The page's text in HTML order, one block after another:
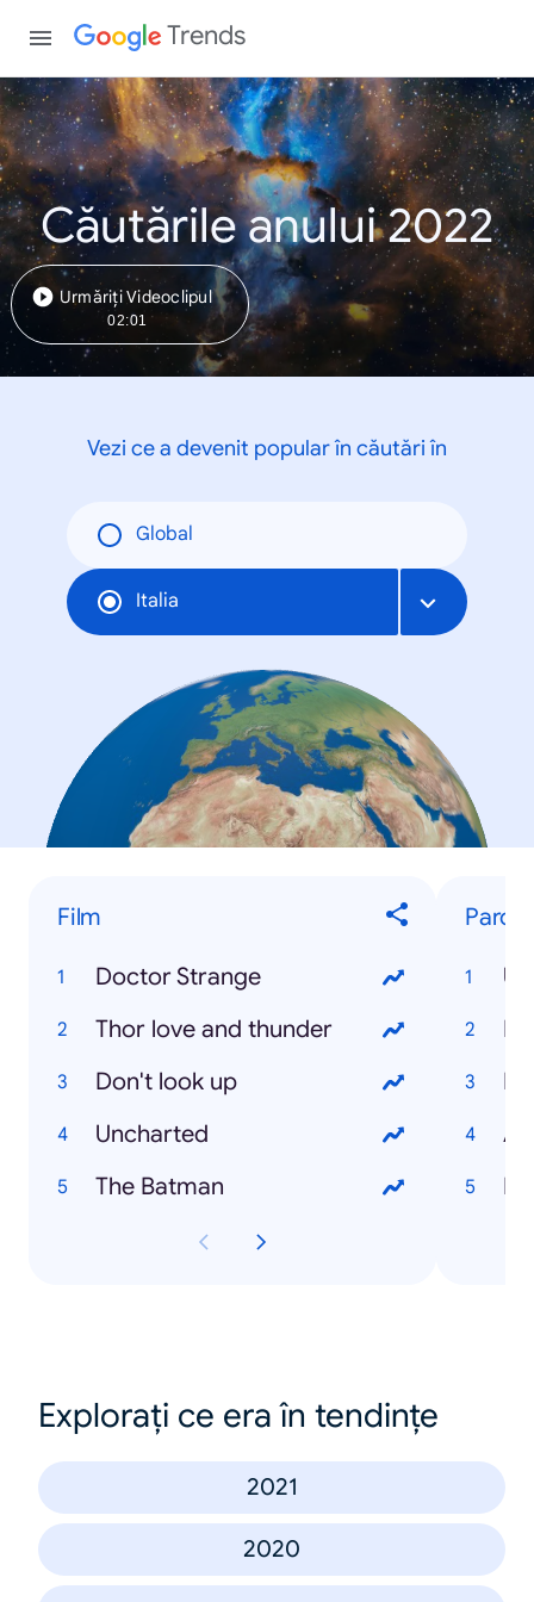
Trends
Căutările anului 2022
Urmăriți Videoclipul
02:01
Vezi ce a devenit popular în căutări în
Global
Italia
Film
Doctor Strange
Thor love and thunder
Don't look up
Uncharted
The Batman
Explorați ce era în tendințe
2021
2020